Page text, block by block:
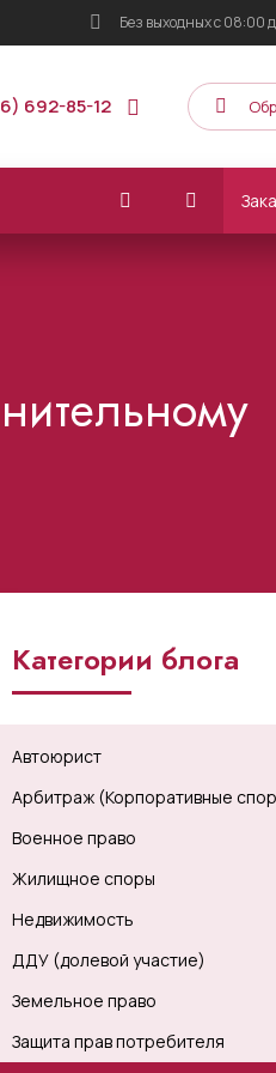
Без выходныхс 08:00
692-85-12
Категории блога
Автоюрист
Арбитраж (Корпоративные
Военное право
Жилищное споры
Недвижимость
ДДУ (долевой участие)
Земельное право
Защита прав потребителя